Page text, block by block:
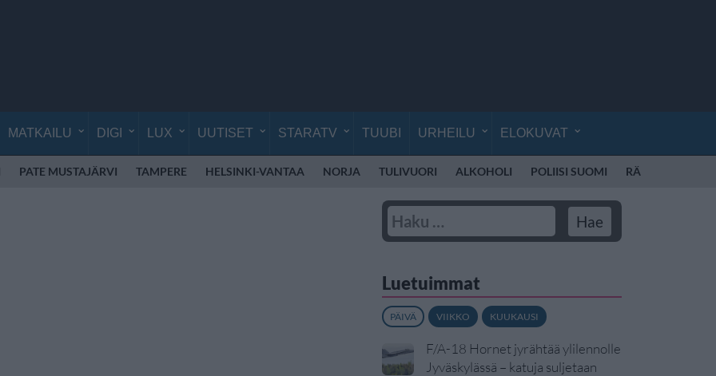
MATKAILU DIGI LUX UUTISET STARATV TUUBI URHEILU ELOKUVAT
PATE MUSTAJÄRVI TAMPERE HELSINKI-VANTAA NORJA TULIVUORI ALKOHOLI POLIISI SUOMI RÄJÄHDYS
Luetuimmat
PÄIVÄ VIIKKO KUUKAUSI
F/A-18 Hornet jyrähtää ylilennolle
Jyväskylässä – katuja suljetaan